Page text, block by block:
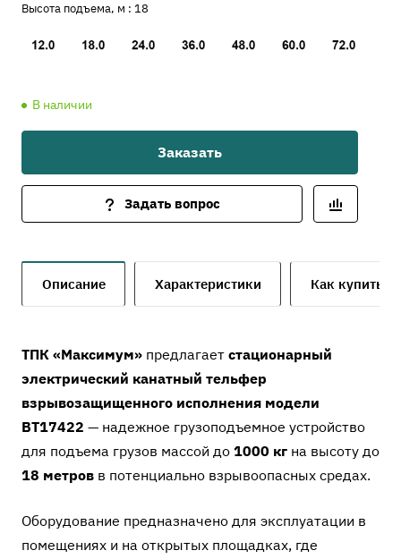
Высота подъема, м : 18
В наличии
Заказать
Задать вопрос
Описание Характеристики Как купить
ТПК «Максимум» предлагает стационарный
электрический канатный тельфер
взрывозащищенного исполнения модели
ВТ17422 — надежное грузоподъемное устройство
для подъема грузов массой до 1000 кг на высоту до
18 метров в потенциально взрывоопасных средах.
Оборудование предназначено для эксплуатации в
помещениях и на открытых площадках, где